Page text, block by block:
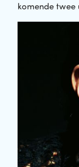
komende twee